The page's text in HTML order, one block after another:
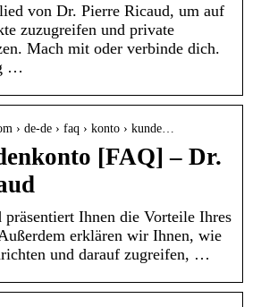
von Dr. Pierre Ricaud, um auf
zuzugreifen und private
Mach mit oder verbinde dich.
…
› de-de › faq › konto › kunde…
[FAQ] – Dr.
präsentiert Ihnen die Vorteile Ihres
erklären wir Ihnen, wie
und darauf zugreifen, …